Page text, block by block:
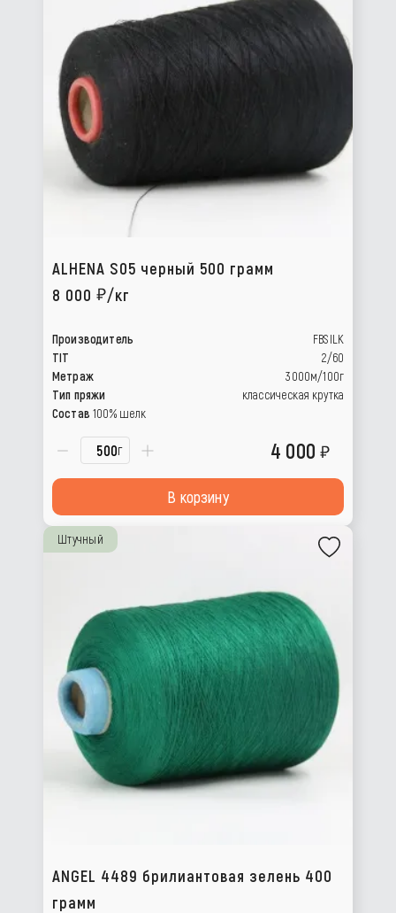
ALHENA S05 черный 500 грамм
8 000
/кг
Производитель
FBSILK
TIT
2/60
Метраж
3000м/100г
Тип пряжи
классическая крутка
Состав 100% шелк
г 4 000
В корзину
Штучный
ANGEL 4489 брилиантовая зелень 400
грамм